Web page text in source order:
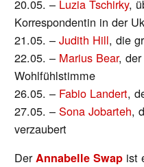
20.05. – Luzia Tschirky,
Korrespondentin in der
21.05. –Judith Hill, die
22.05. – Marius Bear,
Wohlfühlstimme
26.05. – Fabio Landert,
27.05. –Sona Jobarteh,
verzaubert
DerAnnabelle Swap ist